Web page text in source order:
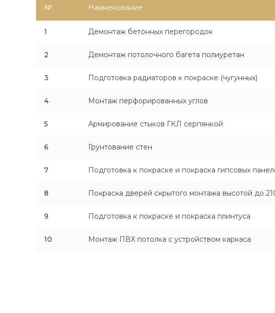
№ Наименование
1 Демонтаж бетонных перегородок
2 Демонтаж потолочного багета полиуретан
3 Подготовка радиаторов к покраске (чугунных)
4 Монтаж перфорированных углов
5 Армирование стыков ГКЛ серпянкой
6 Грунтование стен
7 Подготовка к покраске и покраска гипсовых
8 Поĸрасĸа дверей сĸрытого монтажа высотой до
9 Подготовка к покраске и покраска плинтуса
10 Монтаж ПВХ потолка с устройством каркаса